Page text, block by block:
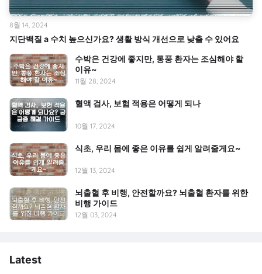
지단백질 a 수치 높으신가요? 생활 방식 개선으로 낮출 수 있어요
8월 14, 2024
수박은 건강에 좋지만, 통풍 환자는 조심해야 할
이유~
11월 28, 2024
혈액 검사, 보험 적용은 어떻게 되나
10월 17, 2024
식초, 우리 몸에 좋은 이유를 쉽게 알려줄게요~
12월 13, 2024
뇌출혈 후 비행, 안전할까요? 뇌출혈 환자를 위한
비행 가이드
12월 03, 2024
Latest